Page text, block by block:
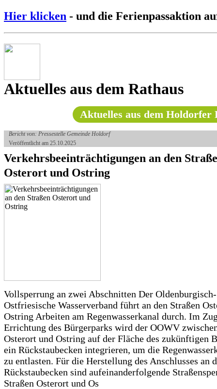
Hier klicken - und die Ferienpassaktion
Aktuelles aus dem Rathaus
Aktuelles aus dem Holdorfer
Bericht von: Pressestelle Gemeinde Holdorf
Veröffentlicht am 25.10.2025
Verkehrsbeeinträchtigungen an den
Osterort und Ostring
Vollsperrung an zwei Abschnitten Der Oldenburgisch-
Ostfriesische Wasserverband führt an den Straßen
Ostring Arbeiten am Regenwasserkanal durch. Im
Errichtung des Bürgerparks wird der OOWV
Osterort und Ostring auf der Fläche des zukünftigen
ein Rückstaubecken integrieren, um die
zu entlasten. Für die Herstellung des Anschlusses an
Rückstaubecken sind aufeinanderfolgende
Straßen Osterort und Os